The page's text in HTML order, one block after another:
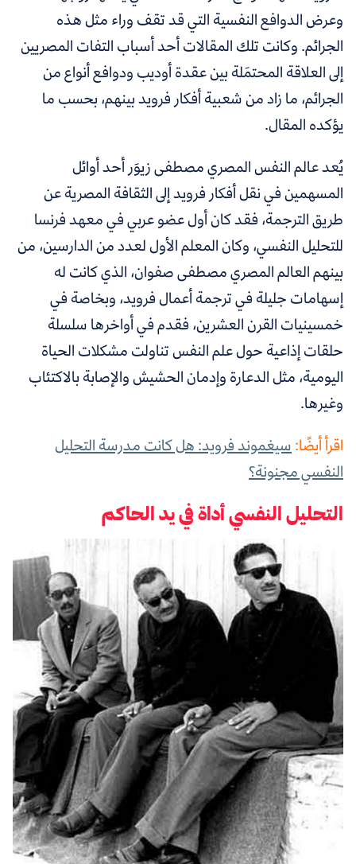
وعرض الدوافع النفسية التي قد تقف وراء مثل هذه
الجرائم. وكانت تلك المقالات أحد أسباب التفات المصريين
إلى العلاقة المحتمَلة بين عقدة أوديب ودوافع أنواع من
الجرائم، ما زاد من شعبية أفكار فرويد بينهم، بحسب ما
يؤكده المقال.
يُعد عالم النفس المصري مصطفى زيوَر أحد أوائل
المسهمين في نقل أفكار فرويد إلى الثقافة المصرية عن
طريق الترجمة، فقد كان أول عضو عربي في معهد فرنسا
للتحليل النفسي، وكان المعلم الأول لعدد من الدارسين، من
بينهم العالم المصري مصطفى صفوان، الذي كانت له
إسهامات جليلة في ترجمة أعمال فرويد، وبخاصة في
خمسينيات القرن العشرين، فقدم في أواخرها سلسلة
حلقات إذاعية حول علم النفس تناولت مشكلات الحياة
اليومية، مثل الدعارة وإدمان الحشيش والإصابة بالاكتئاب
وغيرها.
اقرأ أيضًا:سيغموند فرويد: هل كانت مدرسة التحليل
النفسي مجنونة؟
التحليل النفسي أداة في يد الحاكم